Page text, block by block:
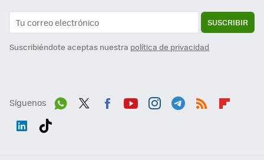
SUSCRIBIR
Suscribiéndote aceptas nuestra política de privacidad
Síguenos